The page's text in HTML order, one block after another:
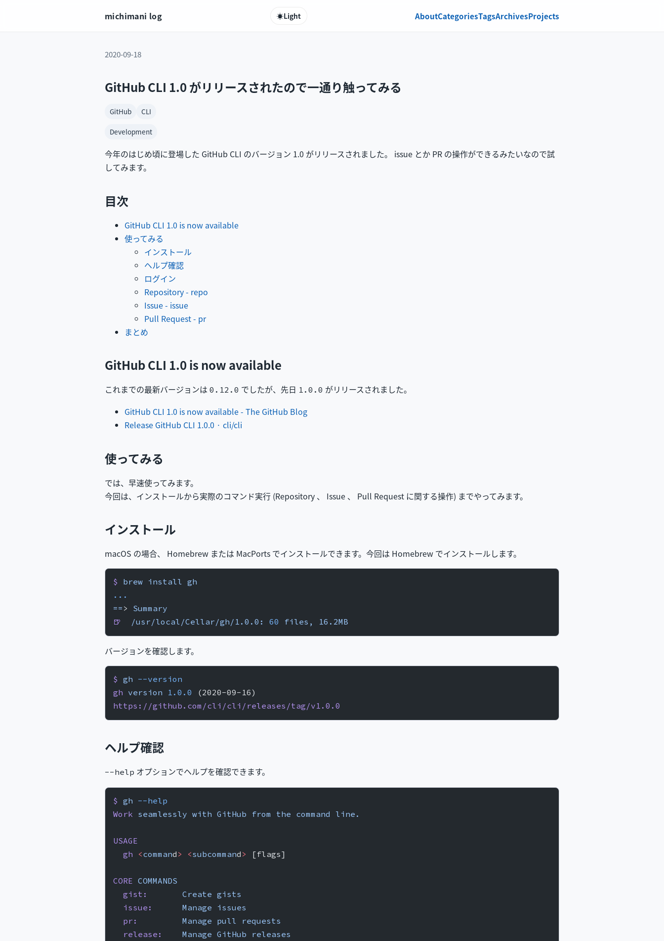
michimani log ☀️Light AboutCategoriesTagsArchivesProjects
2020-09-18
GitHub CLI 1.0 がリリースされたので一通り触ってみる
GitHub CLI
Development
今年のはじめ頃に登場した GitHub CLI のバージョン 1.0 がリリースされました。 issue とか PR の操作ができるみたいなので試
してみます。
目次
GitHub CLI 1.0 is now available
使ってみる
インストール
ヘルプ確認
ログイン
Repository - repo
Issue - issue
Pull Request - pr
まとめ
GitHub CLI 1.0 is now available
これまでの最新バージョンは 0.12.0 でしたが、先日 1.0.0 がリリースされました。
GitHub CLI 1.0 is now available - The GitHub Blog
Release GitHub CLI 1.0.0 · cli/cli
使ってみる
では、早速使ってみます。
今回は、インストールから実際のコマンド実行 (Repository 、 Issue 、 Pull Request に関する操作) までやってみます。
インストール
macOS の場合、 Homebrew または MacPorts でインストールできます。今回は Homebrew でインストールします。
$ brew install gh
...
==> Summary
🍺
  /usr/local/Cellar/gh/1.0.0:
60 files, 16.2MB
バージョンを確認します。
$ gh --version
gh version 1.0.0 (2020-09-16)
https://github.com/cli/cli/releases/tag/v1.0.0
ヘルプ確認
--help オプションでヘルプを確認できます。
$ gh --help
Work seamlessly with GitHub from the command line.
USAGE
  gh
<command> <subcommand> [flags]
CORE COMMANDS
  gist:
       Create
gists
  issue:
      Manage
issues
  pr:
         Manage
pull requests
  release:
    Manage
GitHub releases